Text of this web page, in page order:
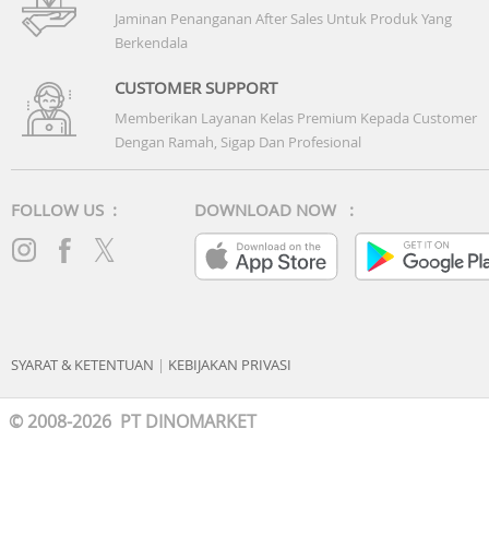
Jaminan Penanganan After Sales Untuk Produk Yang
Berkendala
CUSTOMER SUPPORT
Memberikan Layanan Kelas Premium Kepada Customer
Dengan Ramah, Sigap Dan Profesional
FOLLOW US : DOWNLOAD NOW :
SYARAT & KETENTUAN | KEBIJAKAN PRIVASI
© 2008-2026 PT DINOMARKET